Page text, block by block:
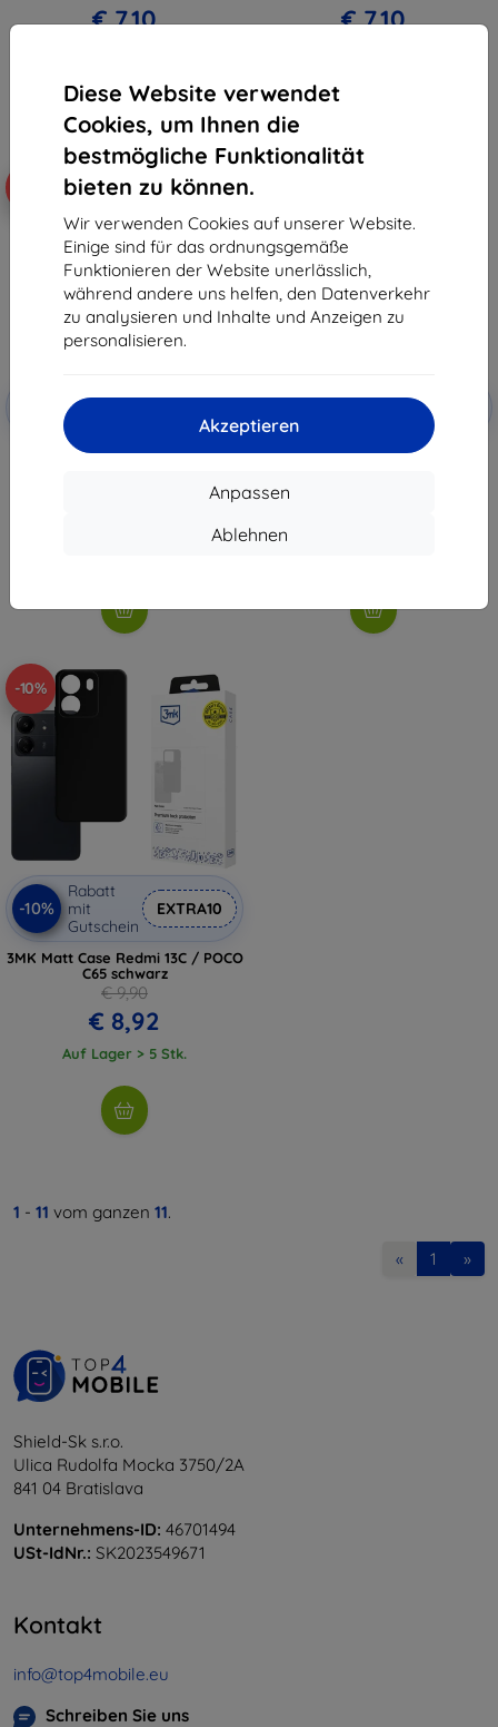
Diese Website verwendet
Cookies, um Ihnen die
bestmögliche Funktionalität
bieten zu können.
Wir verwenden Cookies auf unserer Website.
Einige sind für das ordnungsgemäße
Funktionieren der Website unerlässlich,
während andere uns helfen, den Datenverkehr
zu analysieren und Inhalte und Anzeigen zu
personalisieren.
Akzeptieren
Anpassen
Ablehnen
€ 7,10 € 7,10
mit
Beline Magnetische Buchhülle
EXTRA10
Beline Magnetische Buchhülle
-10%
-10%
Rabatt
mit
Gutschein
EXTRA10
3MK Matt Case Redmi 13C / POCO
C65 schwarz
€ 9,90
€ 8,92
Auf Lager > 5 Stk.
1 - 11 vom ganzen 11.
« 1 »
Shield-Sk s.r.o.
Ulica Rudolfa Mocka 3750/2A
841 04 Bratislava
Unternehmens-ID: 46701494
USt-IdNr.: SK2023549671
Kontakt
info@top4mobile.eu
Schreiben Sie uns